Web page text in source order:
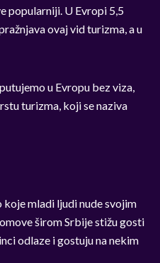
popularniji. U Evropi 5,5
ovaj vid turizma, a u
u Evropu bez viza,
turizma, koji se naziva
mladi ljudi nude svojim
širom Srbije stižu gosti
odlaze i gostuju na nekim